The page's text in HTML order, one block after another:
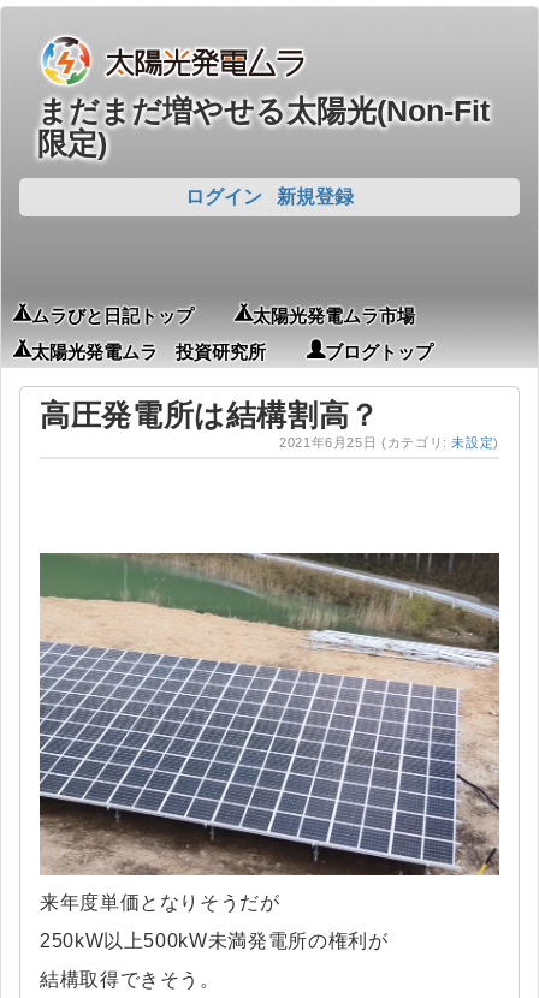
まだまだ増やせる太陽光(Non-Fit
限定)
ログイン 新規登録
ムラびと日記トップ
太陽光発電ムラ市場
太陽光発電ムラ 投資研究所
ブログトップ
高圧発電所は結構割高？
2021年6月25日 (カテゴリ:未設定)
来年度単価となりそうだが
250kW以上500kW未満発電所の権利が
結構取得できそう。